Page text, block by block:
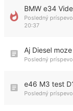
BMW e34
Posledný
20:37
Aj Diesel
Posledný
e46 M3 test
Posledný